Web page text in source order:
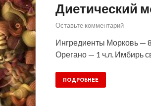
Диетический
Оставьте комментарий
Ингредиенты Морковь —
Орегано — 1 ч.л. Имбирь
ПОДРОБНЕЕ